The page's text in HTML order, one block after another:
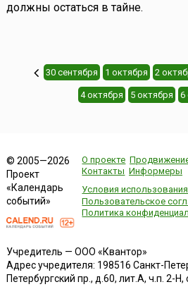
должны остаться в тайне.
30 сентября 1 октября 2
4 октября 5 октября 6
© 2005—2026
Проект
«Календарь
событий»
О проекте
Контакты Информеры
Условия
Пользовательское
Политика
Учредитель — ООО «Квантор»
Адрес учредителя: 198516 Санкт-
Петербургский пр., д.60, лит.А, ч.п. 2-